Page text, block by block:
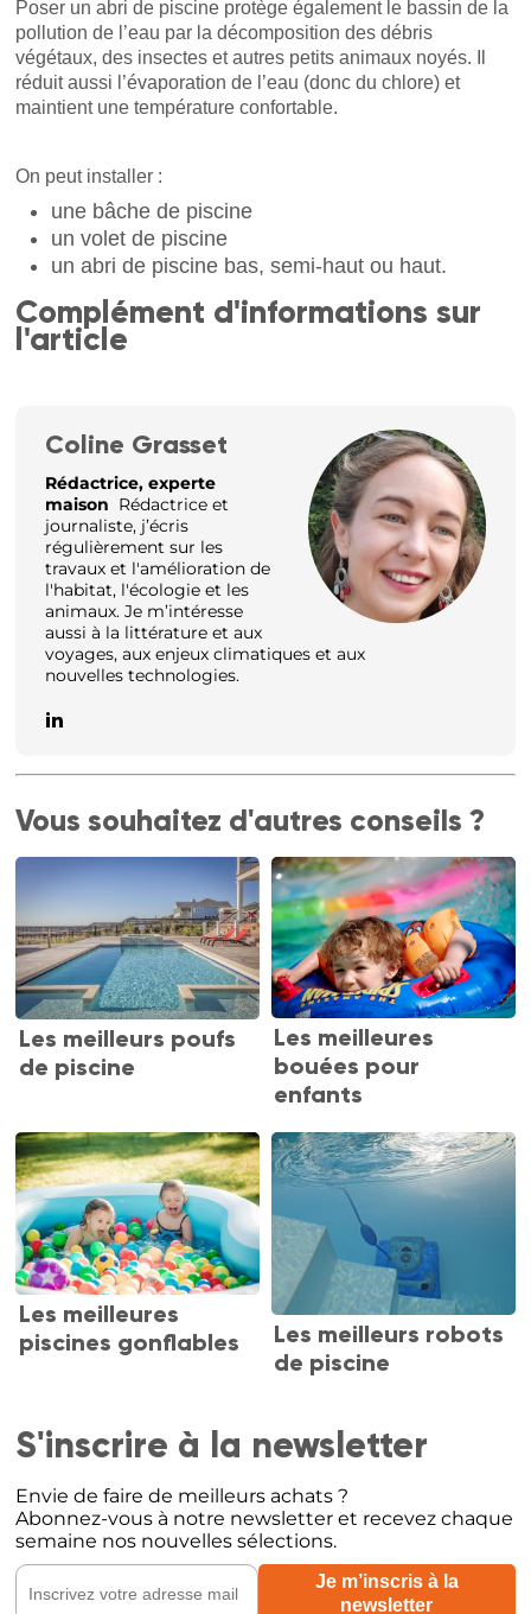
Poser un abri de piscine protège également le bassin de la
pollution de l’eau par la décomposition des débris
végétaux, des insectes et autres petits animaux noyés. Il
réduit aussi l’évaporation de l’eau (donc du chlore) et
maintient une température confortable.
On peut installer :
une bâche de piscine
un volet de piscine
un abri de piscine bas, semi-haut ou haut.
Complément d'informations sur
l'article
Coline Grasset
Rédactrice, experte
maison Rédactrice et
journaliste, j’écris
régulièrement sur les
travaux et l'amélioration de
l'habitat, l'écologie et les
animaux. Je m’intéresse
aussi à la littérature et aux
voyages, aux enjeux climatiques et aux
nouvelles technologies.
Vous souhaitez d'autres conseils ?
Les meilleurs poufs
de piscine
Les meilleures
bouées pour
enfants
Les meilleures
piscines gonflables
Les meilleurs robots
de piscine
S'inscrire à la newsletter
Envie de faire de meilleurs achats ?
Abonnez-vous à notre newsletter et recevez chaque
semaine nos nouvelles sélections.